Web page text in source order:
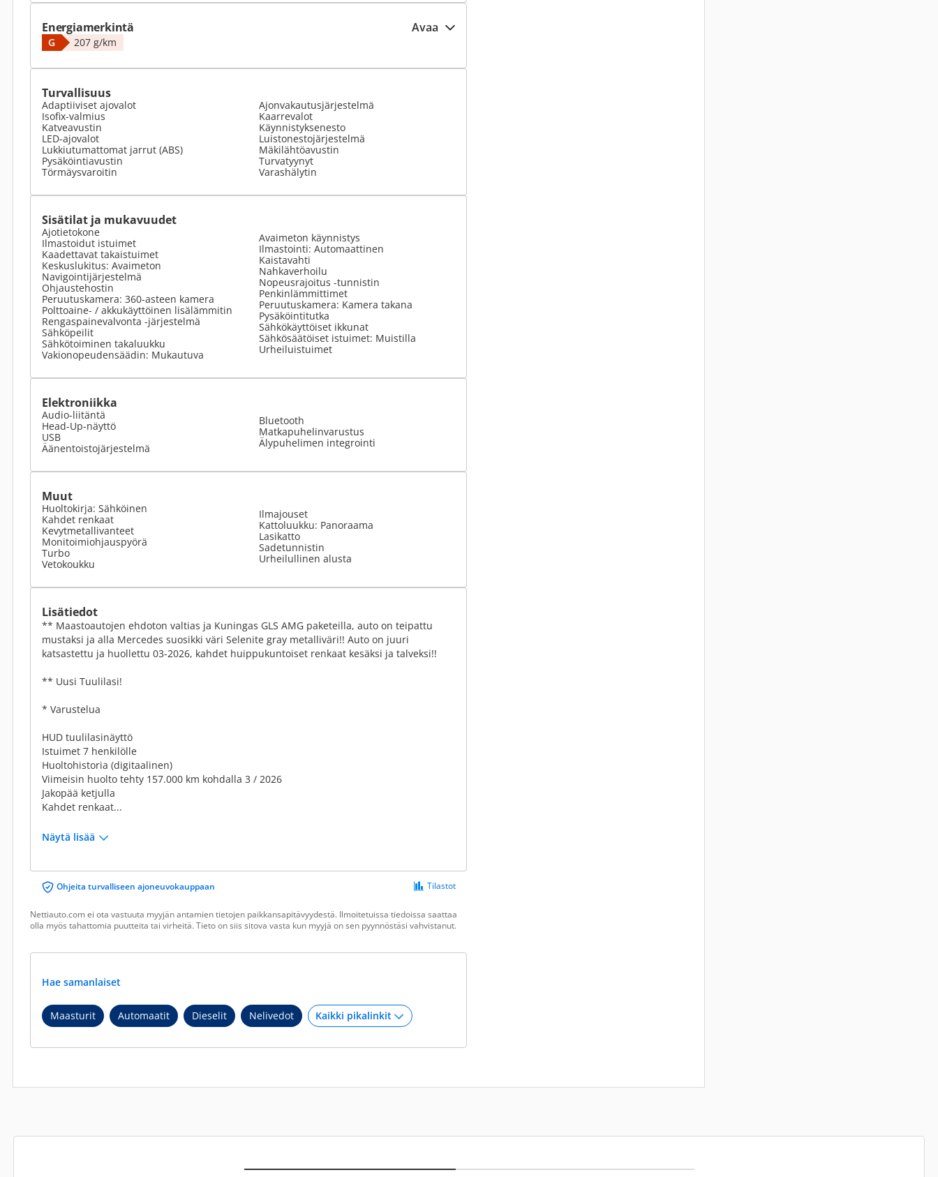
Energiamerkintä Avaa
G 207 g/km
Turvallisuus
Adaptiiviset ajovalot
Isofix-valmius
Katveavustin
LED-ajovalot
Lukkiutumattomat jarrut (ABS)
Pysäköintiavustin
Törmäysvaroitin
Ajonvakautusjärjestelmä
Kaarrevalot
Käynnistyksenesto
Luistonestojärjestelmä
Mäkilähtöavustin
Turvatyynyt
Varashälytin
Sisätilat ja mukavuudet
Ajotietokone
Ilmastoidut istuimet
Kaadettavat takaistuimet
Keskuslukitus: Avaimeton
Navigointijärjestelmä
Ohjaustehostin
Peruutuskamera: 360-asteen kamera
Polttoaine- / akkukäyttöinen lisälämmitin
Rengaspainevalvonta -järjestelmä
Sähköpeilit
Sähkötoiminen takaluukku
Vakionopeudensäädin: Mukautuva
Avaimeton käynnistys
Ilmastointi: Automaattinen
Kaistavahti
Nahkaverhoilu
Nopeusrajoitus -tunnistin
Penkinlämmittimet
Peruutuskamera: Kamera takana
Pysäköintitutka
Sähkökäyttöiset ikkunat
Sähkösäätöiset istuimet: Muistilla
Urheiluistuimet
Elektroniikka
Audio-liitäntä
Head-Up-näyttö
USB
Äänentoistojärjestelmä
Bluetooth
Matkapuhelinvarustus
Älypuhelimen integrointi
Muut
Huoltokirja: Sähköinen
Kahdet renkaat
Kevytmetallivanteet
Monitoimiohjauspyörä
Turbo
Vetokoukku
Ilmajouset
Kattoluukku: Panoraama
Lasikatto
Sadetunnistin
Urheilullinen alusta
Lisätiedot
** Maastoautojen ehdoton valtias ja Kuningas GLS AMG paketeilla, auto on teipattu
mustaksi ja alla Mercedes suosikki väri Selenite gray metalliväri!! Auto on juuri
katsastettu ja huollettu 03-2026, kahdet huippukuntoiset renkaat kesäksi ja talveksi!!
** Uusi Tuulilasi!
* Varustelua
HUD tuulilasinäyttö
Istuimet 7 henkilölle
Huoltohistoria (digitaalinen)
Viimeisin huolto tehty 157.000 km kohdalla 3 / 2026
Jakopää ketjulla
Kahdet renkaat...
Näytä lisää
Ohjeita turvalliseen ajoneuvokauppaan Tilastot
Nettiauto.com ei ota vastuuta myyjän antamien tietojen paikkansapitävyydestä. Ilmoitetuissa tiedoissa saattaa
olla myös tahattomia puutteita tai virheitä. Tieto on siis sitova vasta kun myyjä on sen pyynnöstäsi vahvistanut.
Hae samanlaiset
Maasturit Automaatit Dieselit Nelivedot